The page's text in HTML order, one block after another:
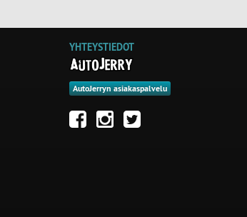
YHTEYSTIEDOT
AutoJerryn asiakaspalvelu